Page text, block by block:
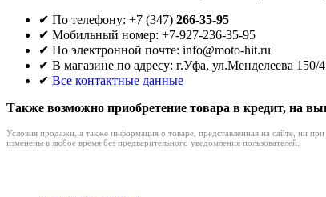
✔ По телефону: +7 (347) 266-35-95
✔ Мобильный номер: +7-927-236-35-95
✔ По электронной почте: info@moto-hit.ru
✔ В магазине по адресу: г.Уфа, ул.Менделеева 150/4
✔ Все контактные данные
Также возможно приобретение товара в кредит, на
Условия продажи, а также информация о товаре, представленная на сайте, ни
изменены в любое время без предварительного уведомления пользователей.